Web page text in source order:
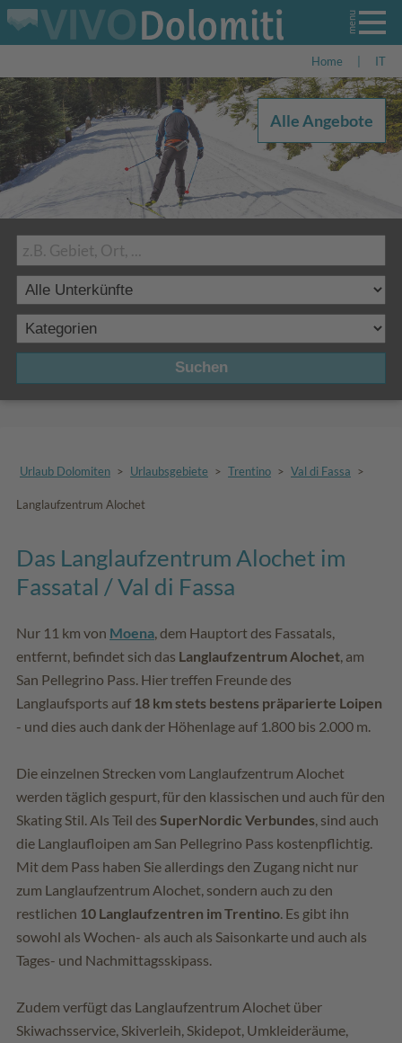
Home IT
Suchen
Alle Angebote
Urlaub Dolomiten > Urlaubsgebiete > Trentino > Val di Fassa >
Langlaufzentrum Alochet
Das Langlaufzentrum Alochet im
Fassatal / Val di Fassa
Nur 11 km von Moena , dem Hauptort des Fassatals,
entfernt, befindet sich das Langlaufzentrum Alochet , am
San Pellegrino Pass. Hier treffen Freunde des
Langlaufsports auf 18 km stets bestens präparierte Loipen
- und dies auch dank der Höhenlage auf 1.800 bis 2.000 m.
Die einzelnen Strecken vom Langlaufzentrum Alochet
werden täglich gespurt, für den klassischen und auch für den
Skating Stil. Als Teil des SuperNordic Verbundes , sind auch
die Langlaufloipen am San Pellegrino Pass kostenpflichtig.
Mit dem Pass haben Sie allerdings den Zugang nicht nur
zum Langlaufzentrum Alochet, sondern auch zu den
restlichen 10 Langlaufzentren im Trentino . Es gibt ihn
sowohl als Wochen- als auch als Saisonkarte und auch als
Tages- und Nachmittagsskipass.
Zudem verfügt das Langlaufzentrum Alochet über
Skiwachsservice, Skiverleih, Skidepot, Umkleideräume,